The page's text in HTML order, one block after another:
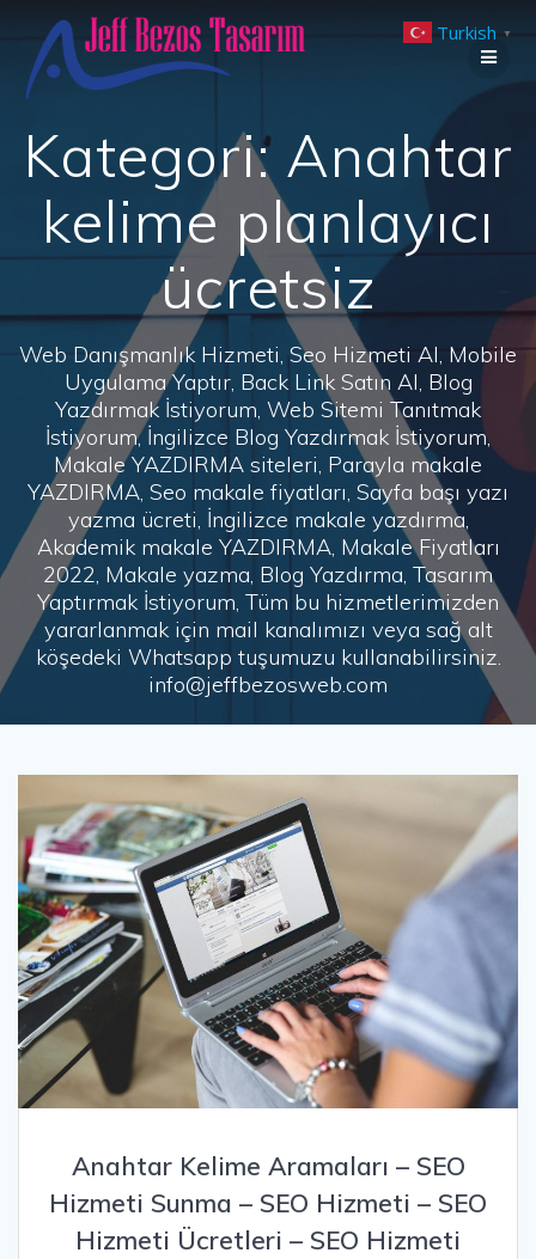
to
Kategori: Anahtar
kelime planlayıcı
ücretsiz
Web Danışmanlık Hizmeti, Seo Hizmeti Al, Mobile
Uygulama Yaptır, Back Link Satın Al, Blog
Yazdırmak İstiyorum, Web Sitemi Tanıtmak
İstiyorum, İngilizce Blog Yazdırmak İstiyorum,
Makale YAZDIRMA siteleri, Parayla makale
YAZDIRMA, Seo makale fiyatları, Sayfa başı yazı
yazma ücreti, İngilizce makale yazdırma,
Akademik makale YAZDIRMA, Makale Fiyatları
2022, Makale yazma, Blog Yazdırma, Tasarım
Yaptırmak İstiyorum, Tüm bu hizmetlerimizden
yararlanmak için mail kanalımızı veya sağ alt
köşedeki Whatsapp tuşumuzu kullanabilirsiniz.
info@jeffbezosweb.com
Anahtar Kelime Aramaları – SEO
Hizmeti Sunma – SEO Hizmeti – SEO
Hizmeti Ücretleri – SEO Hizmeti
Turkish ▼